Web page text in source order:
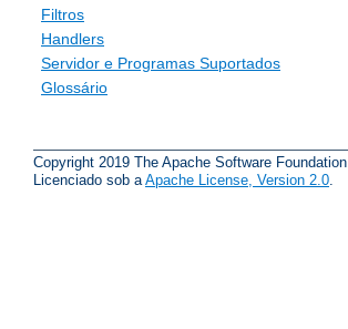
Filtros
Handlers
Servidor e Programas Suportados
Glossário
Copyright 2019 The Apache Software Foundation.
Licenciado sob a Apache License, Version 2.0